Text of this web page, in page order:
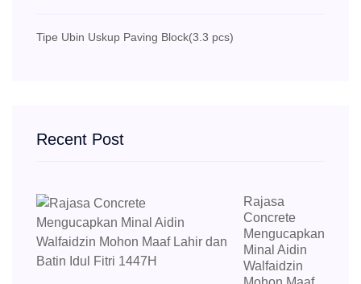
Tipe Ubin Uskup Paving Block(3.3 pcs)
Recent Post
Rajasa
Concrete
Mengucapkan
Minal Aidin
Walfaidzin